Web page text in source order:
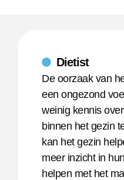
Dietist
De oorzaak van
een ongezond
weinig kennis
binnen het gezin
kan het gezin
meer inzicht in
helpen met het